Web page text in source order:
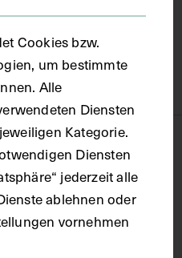
Cookies bzw.
um bestimmte
Alle
Diensten
Kategorie.
Diensten
jederzeit alle
ablehnen oder
vornehmen